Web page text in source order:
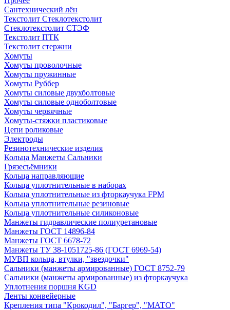
Сантехнический лён
Текстолит Стеклотекстолит
Стеклотекстолит СТЭФ
Текстолит ПТК
Текстолит стержни
Хомуты
Хомуты проволочные
Хомуты пружинные
Хомуты Руббер
Хомуты силовые двухболтовые
Хомуты силовые одноболтовые
Хомуты червячные
Хомуты-стяжки пластиковые
Цепи роликовые
Электроды
Резинотехнические изделия
Кольца Манжеты Сальники
Грязесъёмники
Кольца направляющие
Кольца уплотнительные в наборах
Кольца уплотнительные из фторкаучука FPM
Кольца уплотнительные резиновые
Кольца уплотнительные силиконовые
Манжеты гидравлические полиуретановые
Манжеты ГОСТ 14896-84
Манжеты ГОСТ 6678-72
Манжеты ТУ 38-1051725-86 (ГОСТ 6969-54)
МУВП кольца, втулки, "звездочки"
Сальники (манжеты армированные) ГОСТ 8752-79
Сальники (манжеты армированные) из фторкаучука
Уплотнения поршня KGD
Ленты конвейерные
Крепления типа "Крокодил", "Баргер", "МАТО"